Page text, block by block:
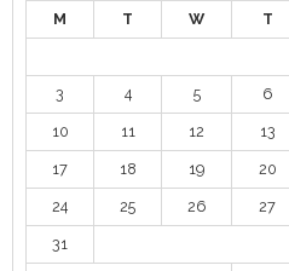
M T W T
3 4 5 6
10 11 12 13
17 18 19 20
24 25 26 27
31